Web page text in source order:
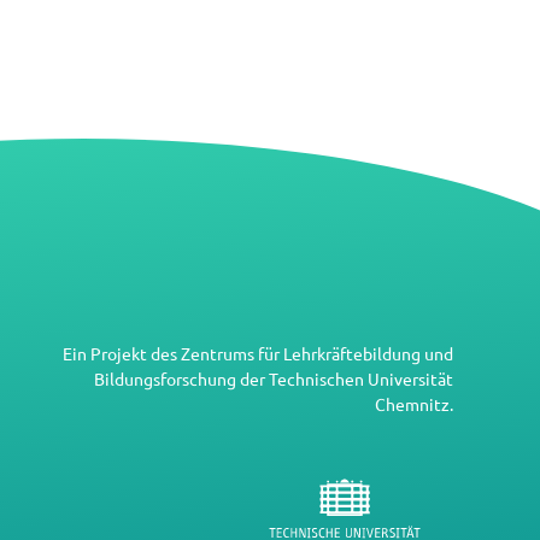
Ein Projekt desZentrums für Lehrkräftebildung und
Bildungsforschung derTechnischen Universität
Chemnitz.